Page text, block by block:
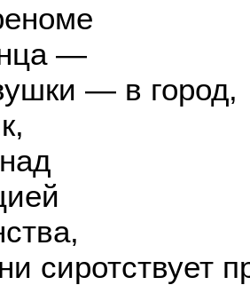
—
— в город,
сиротствует